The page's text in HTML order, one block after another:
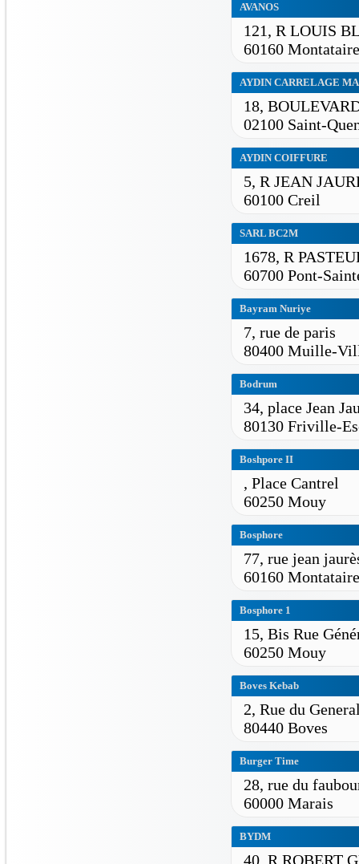
AVANOS
121, R LOUIS
60160 Montataire
AYDIN CARRELAGE
18,
02100 Saint-
AYDIN COIFFURE
5, R JEAN
60100 Creil
SARL BC2M
1678, R
60700 Pont-
Bayram Nuriye
7, rue de paris
80400 Muille-
Bodrum
34, place Jean
80130 Friville-
Boshpore II
, Place Cantrel
60250 Mouy
Bosphore
77, rue jean
60160 Montataire
Bosphore 1
15, Bis Rue
60250 Mouy
Boves Kebab
2, Rue du
80440 Boves
Burger Time
28, rue du
60000 Marais
BYDM
40, R ROBERT